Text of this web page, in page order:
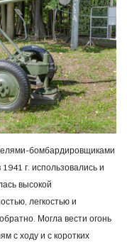
бомбардировщиками
г. использовались и
высокой
легкостью и
Могла вести огонь
с ходу и с коротких